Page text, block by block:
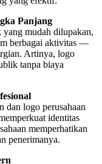
Panjang
yang mudah dilupakan,
berbagai aktivitas —
Artinya, logo
tanpa biaya
dan logo perusahaan
identitas
memperhatikan
penerimanya.